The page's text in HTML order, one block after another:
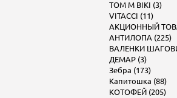
TOM M BIKI (3)
VITACCI (11)
АКЦИОННЫЙ
АНТИЛОПА (225)
ВАЛЕНКИ
ДЕМАР (3)
Зебра (173)
Капитошка (88)
КОТОФЕЙ (205)